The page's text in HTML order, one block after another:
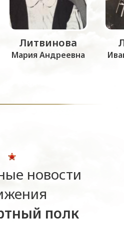
Литвинова
Мария Андреевна
новости
полк